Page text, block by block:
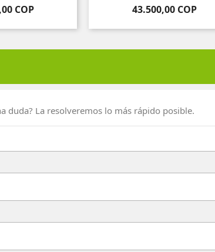
COP Precio
43.500,00 COP
duda? La resolveremos lo más rápido posible.